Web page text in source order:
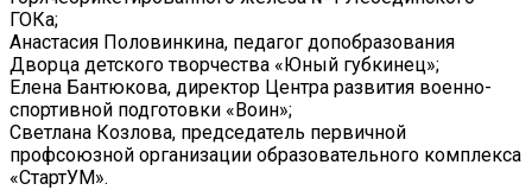
ГОКа;
Анастасия Половинкина, педагог допобразования
Дворца детского творчества «Юный губкинец»;
Елена Бантюкова, директор Центра развития военно-
спортивной подготовки «Воин»;
Светлана Козлова, председатель первичной
профсоюзной организации образовательного комплекса
«СтартУМ».